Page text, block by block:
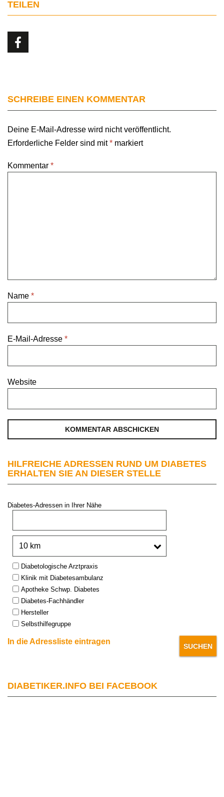
TEILEN
SCHREIBE EINEN KOMMENTAR
Deine E-Mail-Adresse wird nicht veröffentlicht.
Erforderliche Felder sind mit* markiert
Kommentar *
Name *
E-Mail-Adresse *
Website
HILFREICHE ADRESSEN RUND UM DIABETES
ERHALTEN SIE AN DIESER STELLE
Diabetes-Adressen in Ihrer Nähe
Type:Diabetologische Arztpraxis
Klinik mit Diabetesambulanz
Apotheke Schwp. Diabetes
Diabetes-Fachhändler
Hersteller
Selbsthilfegruppe
In die Adressliste eintragen
DIABETIKER.INFO BEI FACEBOOK